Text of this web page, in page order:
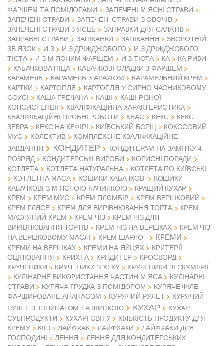
ФАРШЕМ ТА ПОМІДОРАМИ
ЗАПЕЧЕНІ М ЯСНІ СТРАВИ
ЗАПЕЧЕНІ СТРАВИ
ЗАПЕЧЕНІ СТРАВИ З ОВОЧІВ
ЗАПЕЧЕНІ СТРАВИ З ЯЄЦЬ
ЗАПРАВКИ ДЛЯ САЛАТІВ
ЗАПРАВНІ СТРАВИ
ЗАПІКАНКИ ЗАПІКАННЯ
ЗВОРОТНІЙ
ЗВ ЯЗОК
И З И З ДРІЖДЖОВОГО
И З ДРІЖДЖОВОГО
ТІСТА
И З М ЯСНИМ ФАРЩЕМ И З ТІСТА КА
КА РИБИ
КАБАЧКОВА ПІЦА
КАБАЧКОВІ ОЛАДКИ З ФАРШЕМ
КАРАМЕЛЬ
КАРАМЕЛЬ З АРАХІОМ
КАРАМЕЛЬНИЙ КРЕМ
КАРТКИ
КАРТОПЛЯ
КАРТОПЛЯ У СИРНО ЧАСНИКОВОМУ
СОУСІ
КАША ГРЕЧАНА КАШІ
КАШІ РІЗНОЇ
КОНСИСТЕНЦІЇ
КВАЛІФІКАЦІЙНА ХАРАКТЕРИСТИКА
КВАЛІФІКАЦІЙНІ ПРОБНІ РОБОТИ
КВАС КЕКС
КЕКС
ЗЕБРА
КЕКС НА КЕФІРІ КИЇВСЬКИЙ БОРЩ
КОКОСОВИЙ
МУС
КОЛЕКТИВ
КОМПЛЕКСНЕ КВАЛІФІКАЦІЙНЕ
ЗАВДАННЯ
КОНДИТЕР
КОНДИТЕРАМ НА ЗАМІТКУ 4
РОЗРЯД
КОНДИТЕРСЬКІ ВИРОБИ
КОРИСНІ ПОРАДИ
КОТЛЕТА
КОТЛЕТА НАТУРАЛЬНА
КОТЛЕТА ПО КИЇВСЬКІ
КОТЛЕТНА МАСА
КОШИКИ КАБАЧКОВІ
КОШИКИ
КАБАЧКОВІ З М ЯСНОЮ НАЧИНКОЮ
КРАЩИЙ КУХАР
КРЕМ
КРЕМ МУС КРЕМ ПЛОМБІР
КРЕМ ВЕРШКОВИЙ
КРЕМ ГЛЯСЕ
КРЕМ ДЛЯ ВИРІВНЮВАННЯ ТОРТА
КРЕМ
МАСЛЯНИЙ КРЕМ
КРЕМ ЧІЗ
КРЕМ ЧІЗ ДЛЯ
ВИРІВНЮВАННЯ ТОРТІВ
КРЕМ ЧІЗ НА ВЕРШКАХ
КРЕМ ЧІЗ
НА ВЕРШКОВОМУ МАСЛІ
КРЕМ ШАРЛОТ КРЕМИ
КРЕМИ НА ВЕРШКАХ КРЕМИ НА ЯЙЦЯХ
КРИТЕРІЇ
ОЦІНЮВАННЯ
КРИХТА КРНДИТЕР
КРОСВОРД
КРУЧЕНИКИ
КРУЧЕНИКИ З ХЕКУ
КРУЧЕНИКИ ЗІ СКУМБРІЇ
КУЛІНАРНЕ ВИКОРИСТАННЯ ЧАСТИН М ЯСА
КУЛІНАРНІ
СТРАВИ
КУРЯЧА ГРУДКА З ПОМІДОРОМ
КУРЯЧЕ ФІЛЕ
ФАРШИРОВАНЕ АНАНАСОМ
КУРЯЧИЙ РУЛЕТ
КУРЯЧИЙ
РУЛЕТ ЗІ ШПИНАТОМ ТА ШИНКОЮ
КУХАР
КУХАР
СУБПРОДУКТИ
КУХАРІ СВІТУ
КІЛЬКІСТЬ ПРОДУКТУ ДЛЯ
КРЕМУ
КІШ ЛАЙФХАК ЛАЙФХАКИ
ЛАЙФХАКИ ДЛЯ
ГОСПОДИНІ
ЛЕННЯ
ЛЕННЯ ДЛЯ КОНДИТЕРСЬКИХ